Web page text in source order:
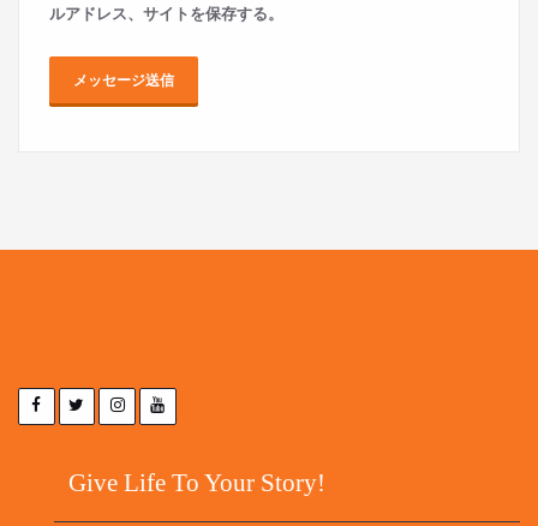
ルアドレス、サイトを保存する。
Give Life To Your Story!